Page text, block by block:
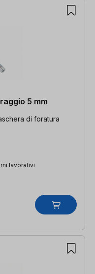
5 mm
di foratura
lavorativi